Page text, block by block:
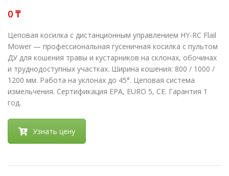
₸
Цеповая косилка с дистанционным управлением HY-RC Flail
Mower — профессиональная гусеничная косилка с пультом
ДУ для кошения травы и кустарников на склонах, обочинах
и труднодоступных участках. Ширина кошения: 800 / 1000 /
1200 мм. Работа на уклонах до 45°. Цеповая система
измельчения. Сертификация EPA, EURO 5, CE. Гарантия 1
год.
Узнать цену